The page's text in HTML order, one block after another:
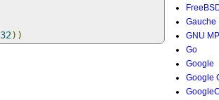
32))
Gauche
GNU
Go
Google
Google